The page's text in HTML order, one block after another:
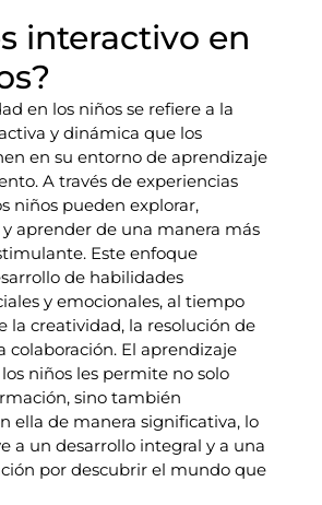
interactivo en
en los niños se refiere a la
y dinámica que los
en su entorno de aprendizaje
A través de experiencias
niños pueden explorar,
aprender de una manera más
Este enfoque
de habilidades
y emocionales, al tiempo
la creatividad, la resolución de
colaboración. El aprendizaje
niños les permite no solo
sino también
ella de manera significativa, lo
a un desarrollo integral y a una
por descubrir el mundo que